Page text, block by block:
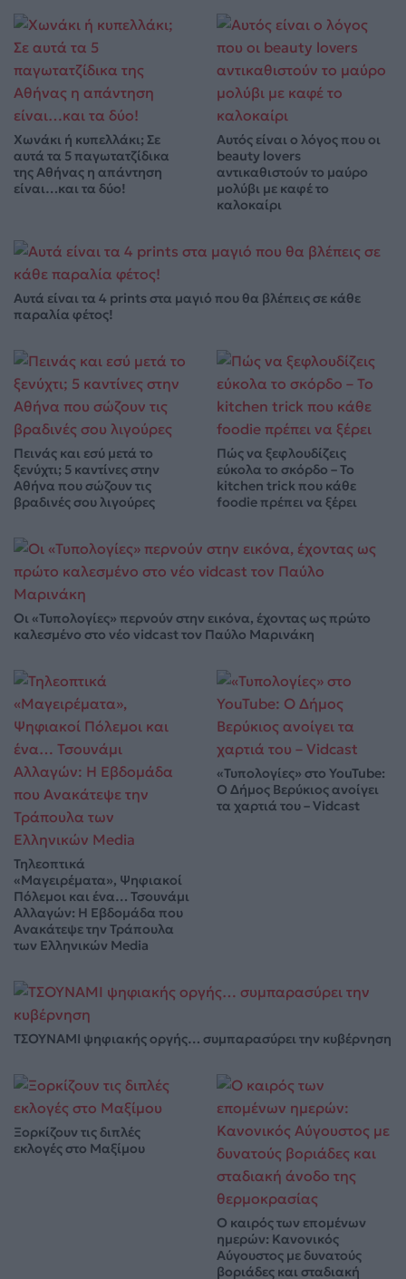
Χωνάκι ή κυπελλάκι; Σε
αυτά τα 5 παγωτατζίδικα
της Αθήνας η απάντηση
είναι…και τα δύο!
Αυτός είναι ο λόγος που οι
beauty lovers
αντικαθιστούν το μαύρο
μολύβι με καφέ το
καλοκαίρι
Αυτά είναι τα 4 prints στα μαγιό που θα βλέπεις σε κάθε
παραλία φέτος!
Πεινάς και εσύ μετά το
ξενύχτι; 5 καντίνες στην
Αθήνα που σώζουν τις
βραδινές σου λιγούρες
Πώς να ξεφλουδίζεις
εύκολα το σκόρδο – Το
kitchen trick που κάθε
foodie πρέπει να ξέρει
Οι «Τυπολογίες» περνούν στην εικόνα, έχοντας ως πρώτο
καλεσμένο στο νέο vidcast τον Παύλο Μαρινάκη
Τηλεοπτικά
«Μαγειρέματα», Ψηφιακοί
Πόλεμοι και ένα… Τσουνάμι
Αλλαγών: Η Εβδομάδα που
Ανακάτεψε την Τράπουλα
των Ελληνικών Media
«Τυπολογίες» στο YouTube:
Ο Δήμος Βερύκιος ανοίγει
τα χαρτιά του – Vidcast
ΤΣΟΥΝΑΜΙ ψηφιακής οργής… συμπαρασύρει την κυβέρνηση
Ξορκίζουν τις διπλές
εκλογές στο Μαξίμου
Ο καιρός των επομένων
ημερών: Κανονικός
Αύγουστος με δυνατούς
βοριάδες και σταδιακή